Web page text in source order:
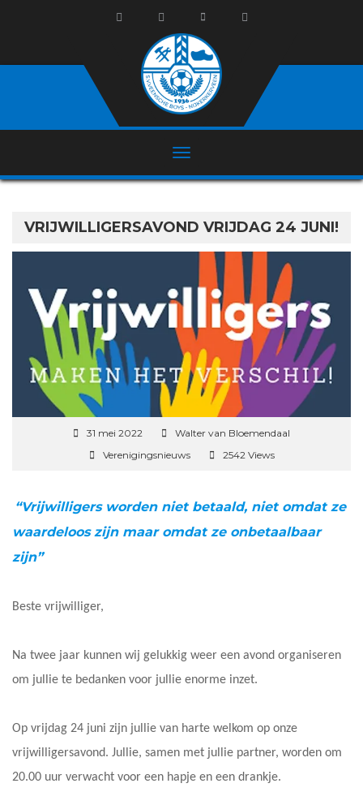
VRIJWILLIGERSAVOND VRIJDAG 24 JUNI!
31 mei 2022
Walter van Bloemendaal
Verenigingsnieuws
2542 Views
“Vrijwilligers worden niet betaald, niet omdat ze
waardeloos zijn maar omdat ze onbetaalbaar
zijn”
Beste vrijwilliger,
Na twee jaar kunnen wij gelukkig weer een avond organiseren
om jullie te bedanken voor jullie enorme inzet.
Op vrijdag 24 juni zijn jullie van harte welkom op onze
vrijwilligersavond. Jullie, samen met jullie partner, worden om
20.00 uur verwacht voor een hapje en een drankje.